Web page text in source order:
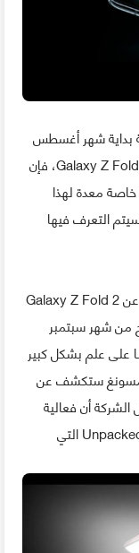
بداية شهر أغسطس
الحالي عن هاتفها الذكي الجديد القابل للطي Galaxy Z Fold 2، فإن
معدة لهذا
التعرف فيها
و قالت سامسونغ بشكل رسمي أنها ستكشف عن Galaxy Z Fold 2
من شهر سبتمبر
على علم بشكل كبير
ستكشف عن
أن فعالية
يوم الثلاثاء القادم هي الجزء الثاني من فعالية Unpacked التي